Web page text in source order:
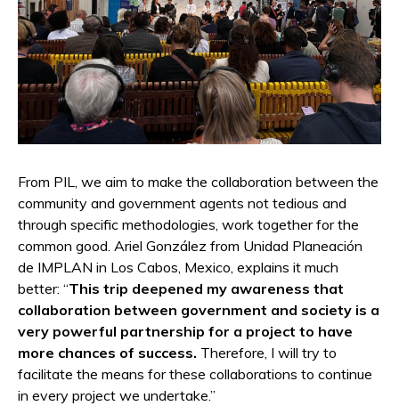
From PIL, we aim to make the collaboration between the
community and government agents not tedious and
through specific methodologies, work together for the
common good. Ariel González from Unidad Planeación
de IMPLAN in Los Cabos, Mexico, explains it much
better: “This trip deepened my awareness that
collaboration between government and society is a
very powerful partnership for a project to have
more chances of success. Therefore, I will try to
facilitate the means for these collaborations to continue
in every project we undertake.”